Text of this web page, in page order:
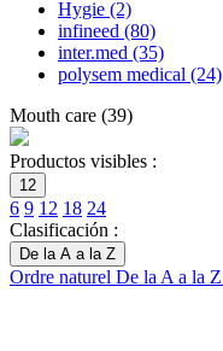
Hygie (2)
infineed (80)
inter.med (35)
polysem medical (24)
Mouth care (39)
Productos visibles :
12
6 9 12 18 24
Clasificación :
De la A a la Z
Ordre naturel De la A a la Z